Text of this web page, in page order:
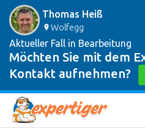
Thomas Heiß
Wolfegg
Aktueller Fall in Bearbeitung
Möchten Sie mit dem
Kontakt aufnehmen?